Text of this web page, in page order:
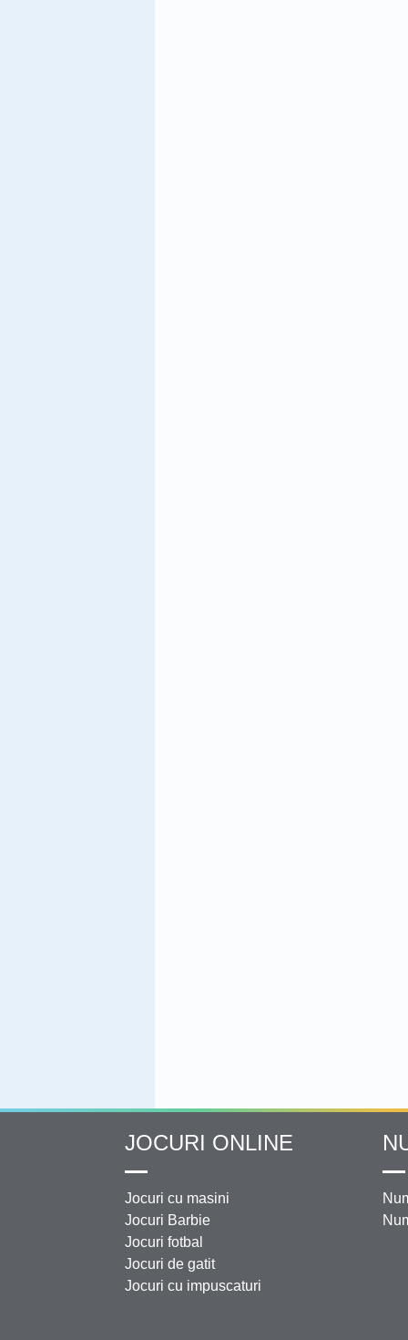
JOCURI ONLINE
Jocuri cu masini
Jocuri Barbie
Jocuri fotbal
Jocuri de gatit
Jocuri cu impuscaturi